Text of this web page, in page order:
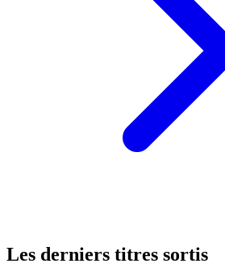
Les derniers titres sortis